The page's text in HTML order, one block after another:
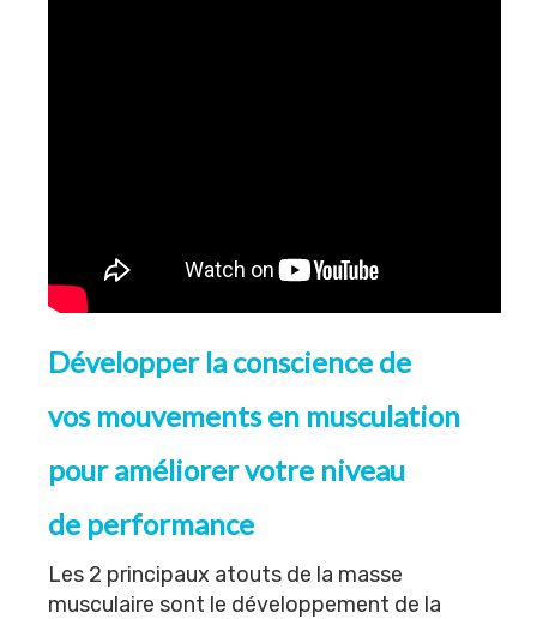
Développer la conscience de
vos mouvements en musculation
pour améliorer votre niveau
de performance
Les 2 principaux atouts de la masse
musculaire sont le développement de la